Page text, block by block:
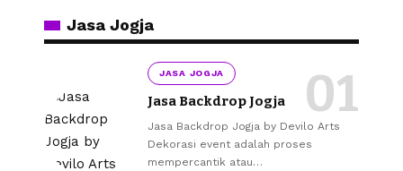
Jasa Jogja
JASA JOGJA
Jasa Backdrop Jogja
Jasa Backdrop Jogja by Devilo Arts
Dekorasi event adalah proses
mempercantik atau…